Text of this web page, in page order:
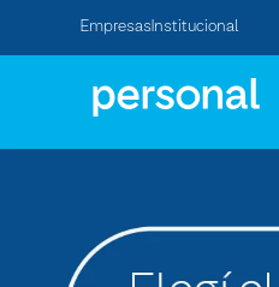
Empresas Institucional